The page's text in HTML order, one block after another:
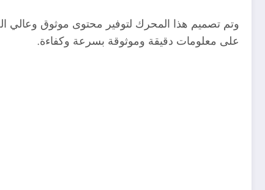
وتم تصميم هذا المحرك لتوفير محتوى موثوق وعالي
على معلومات دقيقة وموثوقة بسرعة وكفاءة.